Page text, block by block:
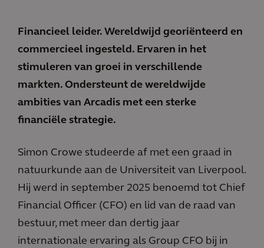
Financieel leider. Wereldwijd georiënteerd en
commercieel ingesteld. Ervaren in het
stimuleren van groei in verschillende
markten. Ondersteunt de wereldwijde
ambities van Arcadis met een sterke
financiële strategie.
Simon Crowe studeerde af met een graad in
natuurkunde aan de Universiteit van Liverpool.
Hij werd in september 2025 benoemd tot Chief
Financial Officer (CFO) en lid van de raad van
bestuur, met meer dan dertig jaar
internationale ervaring als Group CFO bij in